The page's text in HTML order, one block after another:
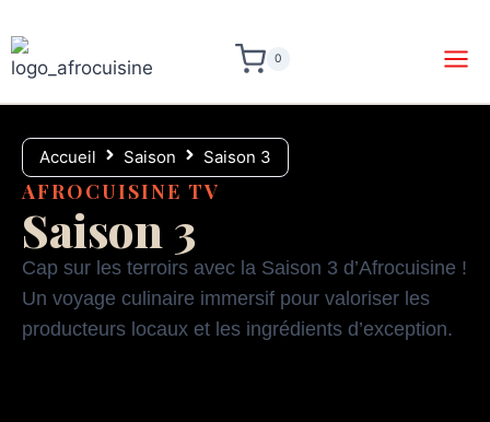
0
Accueil Saison Saison 3
AFROCUISINE TV
Saison 3
Cap sur les terroirs avec la Saison 3 d’Afrocuisine !
Un voyage culinaire immersif pour valoriser les
producteurs locaux et les ingrédients d’exception.